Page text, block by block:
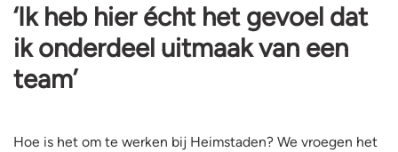
‘Ik heb hier écht het gevoel dat
ik onderdeel uitmaak van een
team’
Hoe is het om te werken bij Heimstaden? We vroegen het